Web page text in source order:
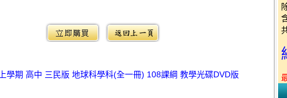
學期 高中 三民版 地球科學科(全一冊) 108課綱 教學光碟DVD版